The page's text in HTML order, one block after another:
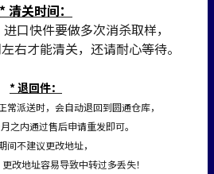
* 清关时间：
口快件要做多次消杀取样，
右才能清关，还请耐心等待。
* 退回件：
常派送时，会自动退回到圆通仓库，
之内通过售后申请重发即可。
间不建议更改地址，
改地址容易导致中转过多丢失！